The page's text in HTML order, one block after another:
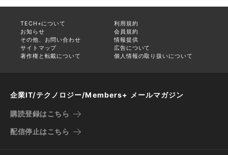
TECH+について
利用規約
お知らせ
会員規約
その他、お問い合わせ
情報提供
サイトマップ
広告について
著作権と転載について
個人情報の取り扱いについて
企業IT/テクノロジー/Members+ メールマガジン
購読登録はこちら
配信停止はこちら